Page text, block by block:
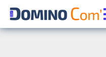
Aller
au
contenu